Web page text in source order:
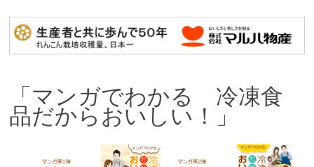
「マンガでわかる 冷凍食
品だからおいしい！」